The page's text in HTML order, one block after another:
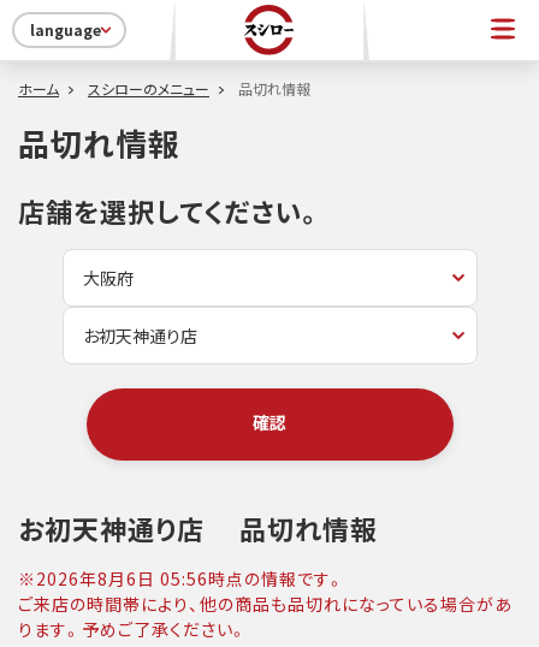
language
ホーム スシローのメニュー 品切れ情報
品切れ情報
店舗を選択してください。
確認
お初天神通り店 品切れ情報
※ 2026年8月6日 05:56時点の情報です。
ご来店の時間帯により、他の商品も品切れになっている場合があ
ります。予めご了承ください。